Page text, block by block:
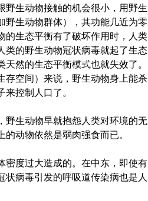
生动物接触的机会很小，用野生
生动物群体），其功能几近为零
的生态平衡有了破坏作用时，人类
类的野生动物冠状病毒就起了生态
然的生态平衡模式也就失效了。
存空间）来说，野生动物身上能杀
控制人口了。
野生动物早就抱怨人类对环境的无
动物依然是弱肉强食而已。
密度过大造成的。在中东，即使有
病毒引发的呼吸道传染病也是人